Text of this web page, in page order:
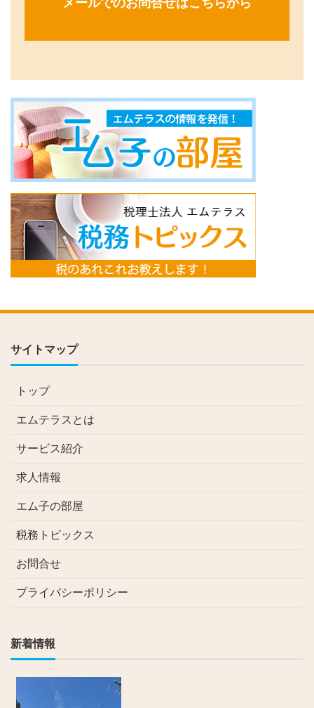
メールでのお問合せはこちらから
サイトマップ
トップ
エムテラスとは
サービス紹介
求人情報
エム子の部屋
税務トピックス
お問合せ
プライバシーポリシー
新着情報